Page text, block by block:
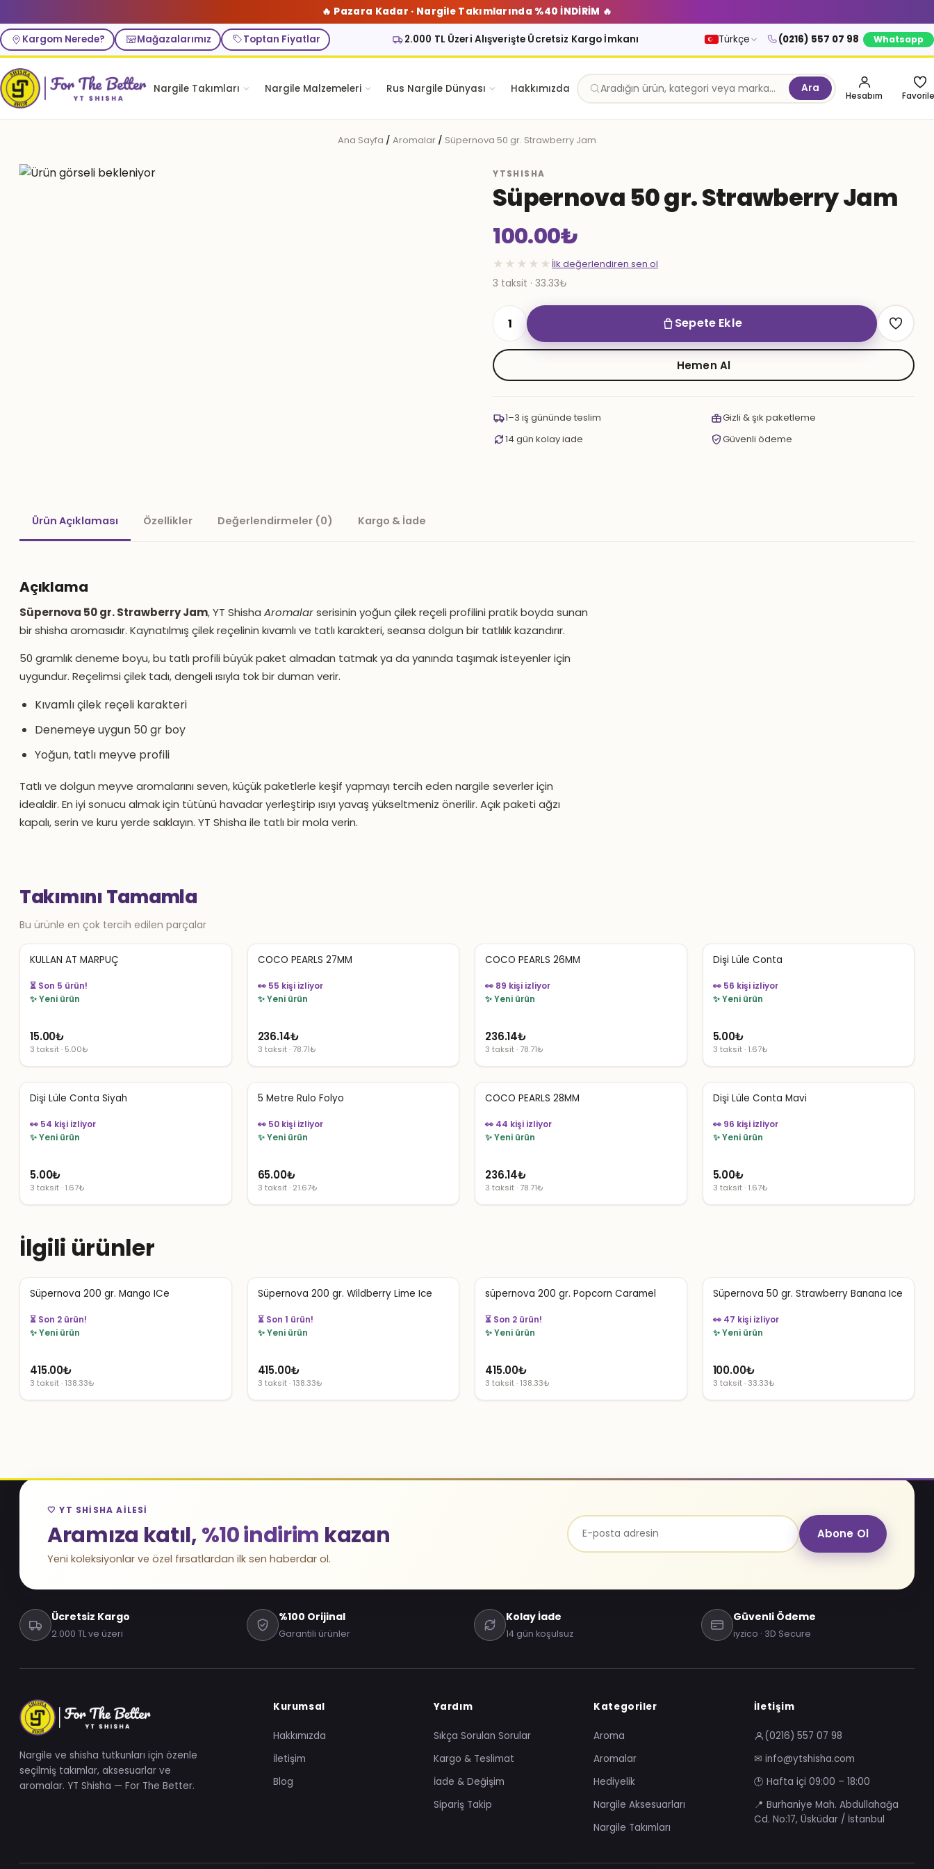
🔥 Pazara Kadar · Nargile Takımlarında %40 İNDİRİM 🔥
Kargom Nerede? Mağazalarımız Toptan Fiyatlar 2.000 TL Üzeri Alışverişte Ücretsiz Kargo İmkanı Türkçe (0216) 557 07 98 Whatsapp
Nargile Takımları Nargile Malzemeleri Rus Nargile Dünyası Hakkımızda Ara
Hesabım
Ana Sayfa / Aromalar / Süpernova 50 gr. Strawberry Jam
YTSHISHA
Süpernova 50 gr. Strawberry Jam
100.00₺
★★★★★ İlk değerlendiren sen ol
3 taksit · 33.33₺
Süpernova
50
gr.
Strawberry
adet
Sepete Ekle
Hemen Al
1–3 iş gününde teslim
Gizli & şık paketleme
14 gün kolay iade
Güvenli ödeme
Ürün Açıklaması Özellikler Değerlendirmeler (0) Kargo & İade
Açıklama
Süpernova 50 gr. Strawberry Jam, YT Shisha Aromalarserisinin yoğun çilek reçeli profilini pratik boyda sunan
bir shisha aromasıdır. Kaynatılmış çilek reçelinin kıvamlı ve tatlı karakteri, seansa dolgun bir tatlılık kazandırır.
50 gramlık deneme boyu, bu tatlı profili büyük paket almadan tatmak ya da yanında taşımak isteyenler için
uygundur. Reçelimsi çilek tadı, dengeli ısıyla tok bir duman verir.
Kıvamlı çilek reçeli karakteri
Denemeye uygun 50 gr boy
Yoğun, tatlı meyve profili
Tatlı ve dolgun meyve aromalarını seven, küçük paketlerle keşif yapmayı tercih eden nargile severler için
idealdir. En iyi sonucu almak için tütünü havadar yerleştirip ısıyı yavaş yükseltmeniz önerilir. Açık paketi ağzı
kapalı, serin ve kuru yerde saklayın. YT Shisha ile tatlı bir mola verin.
Takımını Tamamla
Bu ürünle en çok tercih edilen parçalar
KULLAN AT MARPUÇ
⏳ Son 5 ürün!
✨ Yeni ürün
15.00₺
3 taksit · 5.00₺
COCO PEARLS 27MM
👀 55 kişi izliyor
✨ Yeni ürün
236.14₺
3 taksit · 78.71₺
COCO PEARLS 26MM
👀 89 kişi izliyor
✨ Yeni ürün
236.14₺
3 taksit · 78.71₺
Dişi Lüle Conta
👀 56 kişi izliyor
✨ Yeni ürün
5.00₺
3 taksit · 1.67₺
Dişi Lüle Conta Siyah
👀 54 kişi izliyor
✨ Yeni ürün
5.00₺
3 taksit · 1.67₺
5 Metre Rulo Folyo
👀 50 kişi izliyor
✨ Yeni ürün
65.00₺
3 taksit · 21.67₺
COCO PEARLS 28MM
👀 44 kişi izliyor
✨ Yeni ürün
236.14₺
3 taksit · 78.71₺
Dişi Lüle Conta Mavi
👀 96 kişi izliyor
✨ Yeni ürün
5.00₺
3 taksit · 1.67₺
İlgili ürünler
Süpernova 200 gr. Mango ICe
⏳ Son 2 ürün!
✨ Yeni ürün
415.00₺
3 taksit · 138.33₺
Süpernova 200 gr. Wildberry Lime Ice
⏳ Son 1 ürün!
✨ Yeni ürün
415.00₺
3 taksit · 138.33₺
süpernova 200 gr. Popcorn Caramel
⏳ Son 2 ürün!
✨ Yeni ürün
415.00₺
3 taksit · 138.33₺
Süpernova 50 gr. Strawberry Banana Ice
👀 47 kişi izliyor
✨ Yeni ürün
100.00₺
3 taksit · 33.33₺
🤍 YT SHISHA AILESI
Aramıza katıl,%10 indirim kazan
Yeni koleksiyonlar ve özel fırsatlardan ilk sen haberdar ol.
Abone Ol
Ücretsiz Kargo
2.000 TL ve üzeri
%100 Orijinal
Garantili ürünler
Kolay İade
14 gün koşulsuz
Güvenli Ödeme
iyzico · 3D Secure
Nargile ve shisha tutkunları için özenle
seçilmiş takımlar, aksesuarlar ve
aromalar. YT Shisha — For The Better.
Kurumsal
Hakkımızda
İletişim
Blog
Yardım
Sıkça Sorulan Sorular
Kargo & Teslimat
İade & Değişim
Sipariş Takip
Kategoriler
Aroma
Aromalar
Hediyelik
Nargile Aksesuarları
Nargile Takımları
İletişim
(0216) 557 07 98
✉ info@ytshisha.com
🕑 Hafta içi 09:00 – 18:00
📍 Burhaniye Mah. Abdullahağa
Cd. No:17, Üsküdar / İstanbul